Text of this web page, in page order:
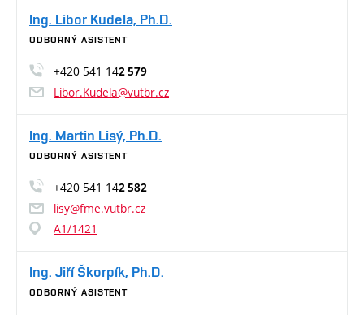
Ing. Libor Kudela, Ph.D.
ODBORNÝ ASISTENT
+420 541 142 579
Libor.Kudela@vutbr.cz
Ing. Martin Lisý, Ph.D.
ODBORNÝ ASISTENT
+420 541 142 582
lisy@fme.vutbr.cz
A1/1421
Ing. Jiří Škorpík, Ph.D.
ODBORNÝ ASISTENT